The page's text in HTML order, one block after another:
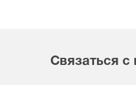
Связаться с